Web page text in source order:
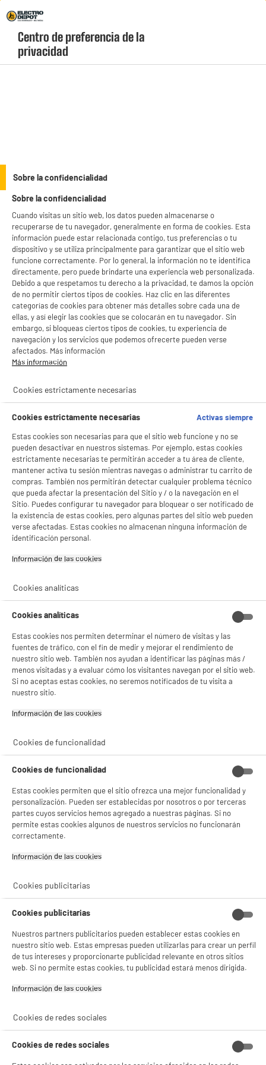
Menú
geolocation-header-icon-text
account
uds 800 mAh
product_anchor_characteristics
3€96
Cuyo0€ 02
electrodoméstico.
Garantía incluida :3 años
Hasta agosto 2029
Características
Tipo Pila AAA
Recargable
Número de pilas 4
Advertencia
Peligroso. Lea las
advertencias de uso.
nombre de la empresa o marca
Dirección de envio
1 ROUTE DE VENDEVILLE
59155 FACHES THUMESNIL
correo electrónico
PRODUCTSUPPORT@CONTAC
T.ELECTRODEPOT.FR
Código del artículo 959146
DEPOT
Con el fin de mejorar tu experiencia, y tras tu consentimiento, ELECTRO DEPOT
- compartir contenido adaptado a tus preferencias
- ofrecer publicidad y comunicaciones personalizadas
- facilitar el intercambio de contenido en las redes sociales
- analizar el tráfico en nuestro sitio web Consulta la política de cookies.
Consulta la política de cookies. .
Si aceptas, la experiencia será aún mejor. Si no acepta, se utilizarán cookies
estadísticas anónimas basadas en tu navegación. Puedes oponerte a su uso
gestionando sus cookies.
¡Buena visita!
Centro de preferencia de la
privacidad
Sobre la confidencialidad
Sobre la confidencialidad
Cuando visitas un sitio web, los datos pueden almacenarse o
recuperarse de tu navegador, generalmente en forma de cookies. Esta
información puede estar relacionada contigo, tus preferencias o tu
dispositivo y se utiliza principalmente para garantizar que el sitio web
funcione correctamente. Por lo general, la información no te identifica
directamente, pero puede brindarte una experiencia web personalizada.
Debido a que respetamos tu derecho a la privacidad, te damos la opción
de no permitir ciertos tipos de cookies. Haz clic en las diferentes
categorías de cookies para obtener más detalles sobre cada una de
ellas, y así elegir las cookies que se colocarán en tu navegador. Sin
embargo, si bloqueas ciertos tipos de cookies, tu experiencia de
navegación y los servicios que podemos ofrecerte pueden verse
afectados. Más información
Más información
Cookies estrictamente necesarias
Cookies estrictamente necesarias
Activas siempre
Estas cookies son necesarias para que el sitio web funcione y no se
pueden desactivar en nuestros sistemas. Por ejemplo, estas cookies
estrictamente necesarias te permitirán acceder a tu área de cliente,
mantener activa tu sesión mientras navegas o administrar tu carrito de
compras. También nos permitirán detectar cualquier problema técnico
que pueda afectar la presentación del Sitio y / o la navegación en el
Sitio. Puedes configurar tu navegador para bloquear o ser notificado de
la existencia de estas cookies, pero algunas partes del sitio web pueden
verse afectadas. Estas cookies no almacenan ninguna información de
identificación personal.
Información de las cookies‎
Cookies analíticas
Cookies analíticas
Estas cookies nos permiten determinar el número de visitas y las
fuentes de tráfico, con el fin de medir y mejorar el rendimiento de
nuestro sitio web. También nos ayudan a identificar las páginas más /
menos visitadas y a evaluar cómo los visitantes navegan por el sitio web.
Si no aceptas estas cookies, no seremos notificados de tu visita a
nuestro sitio.
Información de las cookies‎
Cookies de funcionalidad
Cookies de funcionalidad
Estas cookies permiten que el sitio ofrezca una mejor funcionalidad y
personalización. Pueden ser establecidas por nosotros o por terceras
partes cuyos servicios hemos agregado a nuestras páginas. Si no
permite estas cookies algunos de nuestros servicios no funcionarán
correctamente.
Información de las cookies‎
Cookies publicitarias
Cookies publicitarias
Nuestros partners publicitarios pueden establecer estas cookies en
nuestro sitio web. Estas empresas pueden utilizarlas para crear un perfil
de tus intereses y proporcionarte publicidad relevante en otros sitios
web. Si no permite estas cookies, tu publicidad estará menos dirigida.
Información de las cookies‎
Cookies de redes sociales
Cookies de redes sociales